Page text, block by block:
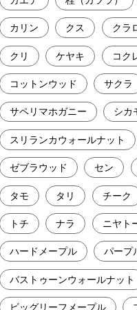
カリン クス クラ
クリ ケヤキ コク
コットンウッド サクラ
サペリマホガニー シカ
スリランカウォールナット
ゼブラウッド セン
タモ タリ チーク
トチ ナラ ニヤト
ハードメープル パープ
バストゥーンウォールナット
ビッグリーフメープル